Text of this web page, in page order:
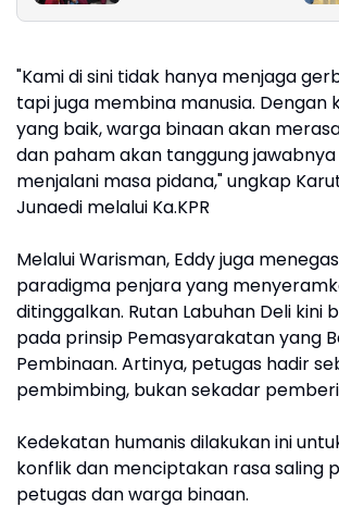
Pirngadi Medan‎
"Kami di sini tidak hanya menjaga
tapi juga membina manusia. Dengan
yang baik, warga binaan akan
dan paham akan tanggung
menjalani masa pidana," ungkap
Junaedi melalui Ka.KPR
Melalui Warisman, Eddy juga
paradigma penjara yang
ditinggalkan. Rutan Labuhan Deli kini
pada prinsip Pemasyarakatan yang
Pembinaan. Artinya, petugas hadir
pembimbing, bukan sekadar pemberi
Kedekatan humanis dilakukan ini
konflik dan menciptakan rasa saling
petugas dan warga binaan.